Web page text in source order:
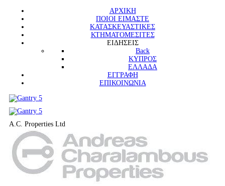
ΑΡΧΙΚΗ
ΠΟΙΟΙ ΕΙΜΑΣΤΕ
ΚΑΤΑΣΚΕΥΑΣΤΙΚΕΣ
ΚΤΗΜΑΤΟΜΕΣΙΤΕΣ
ΕΙΔΗΣΕΙΣ
Back
ΚΥΠΡΟΣ
ΕΛΛΑΔΑ
ΕΓΓΡΑΦΗ
ΕΠΙΚΟΙΝΩΝΙΑ
A.C. Properties Ltd